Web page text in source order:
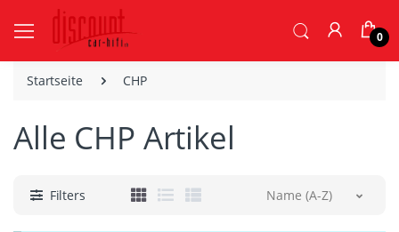
0
Startseite CHP
Alle CHP Artikel
Filters Name (A-Z)